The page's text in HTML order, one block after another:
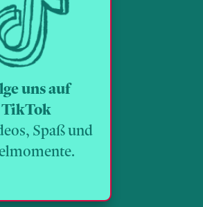
uns auf
TikTok
Spaß und